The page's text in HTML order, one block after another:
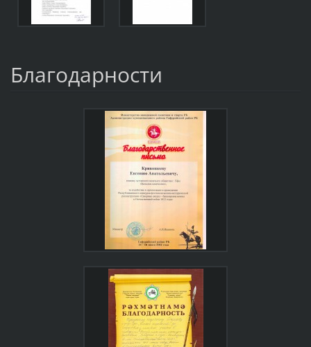
Благодарности